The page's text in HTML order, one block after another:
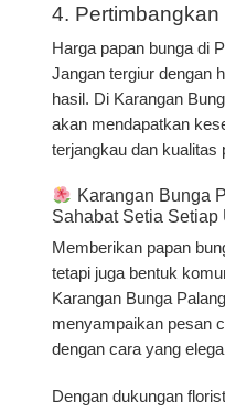
4.
Harga papan bunga di
Jangan tergiur dengan
hasil. Di Karangan
akan mendapatkan
terjangkau dan kualitas
Karangan Bunga
Sahabat Setia Setiap
Memberikan papan
tetapi juga bentuk
Karangan Bunga
menyampaikan pesan
dengan cara yang
Dengan dukungan